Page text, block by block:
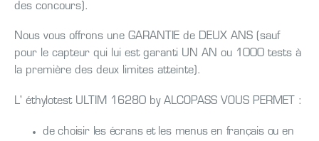
des concours).
Nous vous offrons une GARANTIE de DEUX ANS (sauf
pour le capteur qui lui est garanti UN AN ou 1000 tests à
la première des deux limites atteinte).
L' éthylotest ULTIM 16280 by ALCOPASS VOUS PERMET :
de choisir les écrans et les menus en français ou en